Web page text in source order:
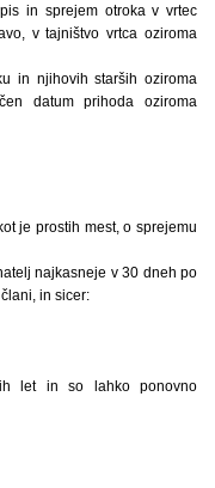
in sprejem otroka v vrtec
v tajništvo vrtca oziroma
in njihovih starših oziroma
datum prihoda oziroma
je prostih mest, o sprejemu
najkasneje v 30 dneh po
in sicer:
let in so lahko ponovno